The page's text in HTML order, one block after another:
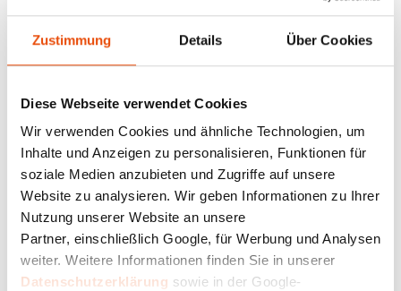
Zustimmung Details Über Cookies
Diese Webseite verwendet Cookies
Wir verwenden Cookies und ähnliche Technologien, um
Inhalte und Anzeigen zu personalisieren, Funktionen für
soziale Medien anzubieten und Zugriffe auf unsere
Website zu analysieren. Wir geben Informationen zu Ihrer
Nutzung unserer Website an unsere
Partner, einschließlich Google, für Werbung und Analysen
weiter. Weitere Informationen finden Sie in unserer
Datenschutzerklärung sowie in der Google-
FÜR JEDEN KAMIN DER
Je nach Modell ist der Holzfänger im Brennraum
fest integriert und perfekt auf den jeweiligen Ofen
abgestimmt. Während bei einem Kaminofen ein
besonders robuster Stahlfänger überzeugt, setzt
ein anderes Modell auf Gusseisen, das mit seiner
hohen Hitzebeständigkeit und klassischen Eleganz
punktet. So ist garantiert: Für jeden Ofen ist der
ideale Holzfänger bereits vorgesehen – nicht als